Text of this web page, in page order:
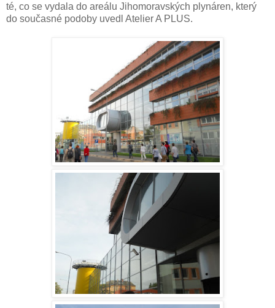
té, co se vydala do areálu Jihomoravských plynáren, který
do současné podoby uvedl Atelier A PLUS.